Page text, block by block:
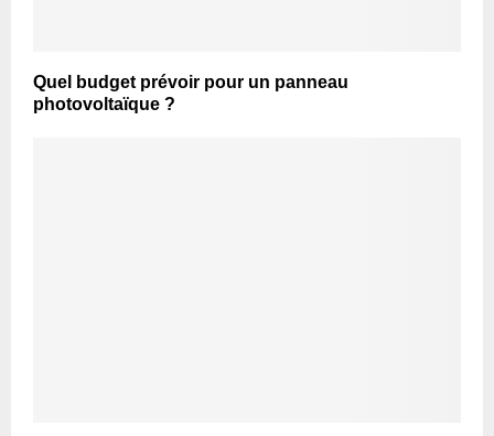
Quel budget prévoir pour un panneau
photovoltaïque ?